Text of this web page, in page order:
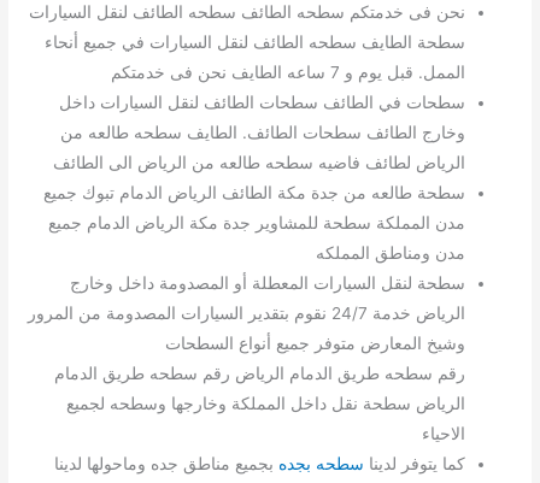
نحن فى خدمتكم سطحه الطائف سطحه الطائف لنقل السيارات
سطحة الطايف سطحه الطائف لنقل السيارات في جميع أنحاء
الممل. قبل يوم و 7 ساعه الطايف نحن فى خدمتكم
سطحات في الطائف سطحات الطائف لنقل السيارات داخل
وخارج الطائف سطحات الطائف. الطايف سطحه طالعه من
الرياض لطائف فاضيه سطحه طالعه من الرياض الى الطائف
سطحة طالعه من جدة مكة الطائف الرياض الدمام تبوك جميع
مدن المملكة سطحة للمشاوير جدة مكة الرياض الدمام جميع
مدن ومناطق المملكه
سطحة لنقل السيارات المعطلة أو المصدومة داخل وخارج
الرياض خدمة 24/7 نقوم بتقدير السيارات المصدومة من المرور
وشيخ المعارض متوفر جميع أنواع السطحات
رقم سطحه طريق الدمام الرياض رقم سطحه طريق الدمام
الرياض سطحة نقل داخل المملكة وخارجها وسطحه لجميع
الاحياء
كما يتوفر لدينا سطحه بجده بجميع مناطق جده وماحولها لدينا